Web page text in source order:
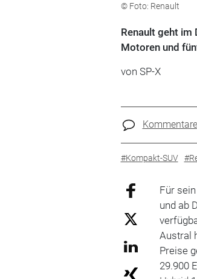
© Foto: Renault
Renault geht im
Motoren und
von SP-X
Kommentare
#Kompakt-SUV
Für
und ab
Austral
Preise
29.900